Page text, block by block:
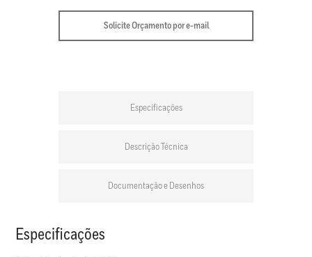
Solicite Orçamento por e-mail
Especificações
Descrição Técnica
Documentação e Desenhos
Especificações